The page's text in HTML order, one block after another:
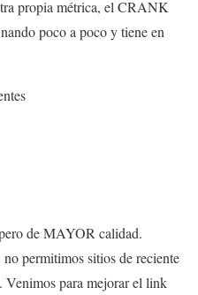
propia métrica, el CRANK
poco a poco y tiene en
de MAYOR calidad.
permitimos sitios de reciente
para mejorar el link